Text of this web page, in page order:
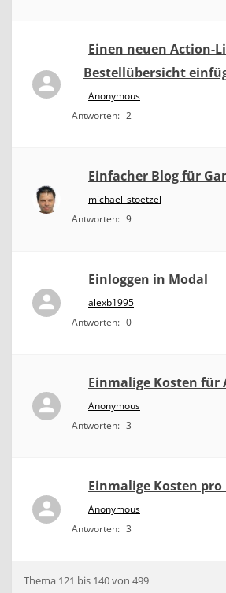
Einen neuen Action-
Bestellübersicht
Anonymous
Antworten: 2
Einfacher Blog für
michael_stoetzel
Antworten: 9
Einloggen in Modal
alexb1995
Antworten: 0
Einmalige Kosten für
Anonymous
Antworten: 3
Einmalige Kosten
Anonymous
Antworten: 3
Thema 121 bis 140 von 499